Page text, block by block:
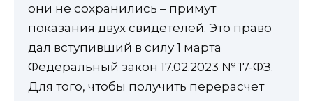
они не сохранились – примут
показания двух свидетелей. Это право
дал вступивший в силу 1 марта
Федеральный закон 17.02.2023 № 17-ФЗ.
Для того, чтобы получить перерасчет